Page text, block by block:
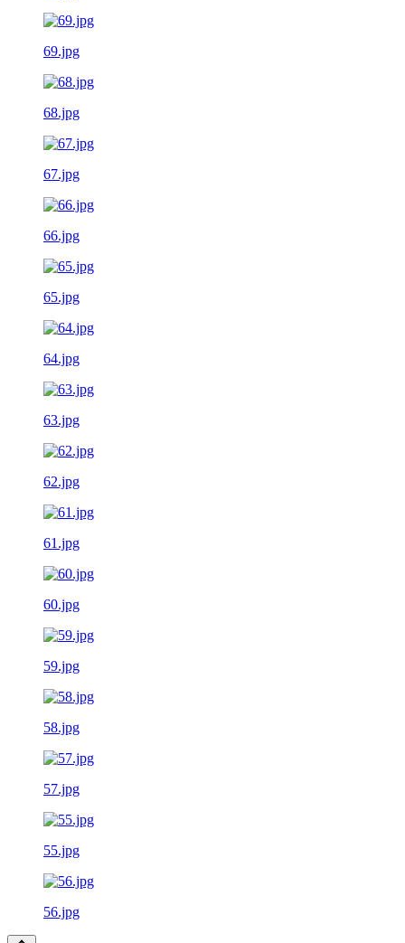
69.jpg
68.jpg
67.jpg
66.jpg
65.jpg
64.jpg
63.jpg
62.jpg
61.jpg
60.jpg
59.jpg
58.jpg
57.jpg
55.jpg
56.jpg